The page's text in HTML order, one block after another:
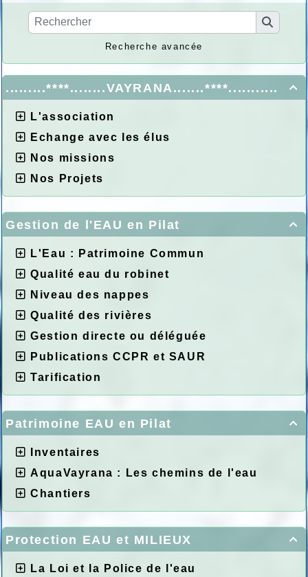
Recherche avancée

.........****........VAYRANA.......****...........
L'association
Echange avec les élus
Nos missions
Nos Projets

Gestion de l'EAU en Pilat
L'Eau : Patrimoine Commun
Qualité eau du robinet
Niveau des nappes
Qualité des rivières
Gestion directe ou déléguée
Publications CCPR et SAUR
Tarification

Patrimoine EAU en Pilat
Inventaires
AquaVayrana : Les chemins de l'eau
Chantiers

Protection EAU et MILIEUX
La Loi et la Police de l'eau